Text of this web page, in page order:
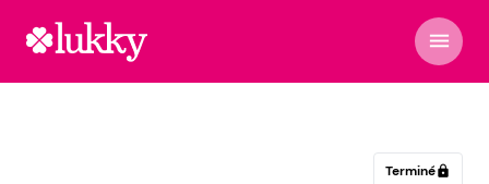
menu
Terminélock